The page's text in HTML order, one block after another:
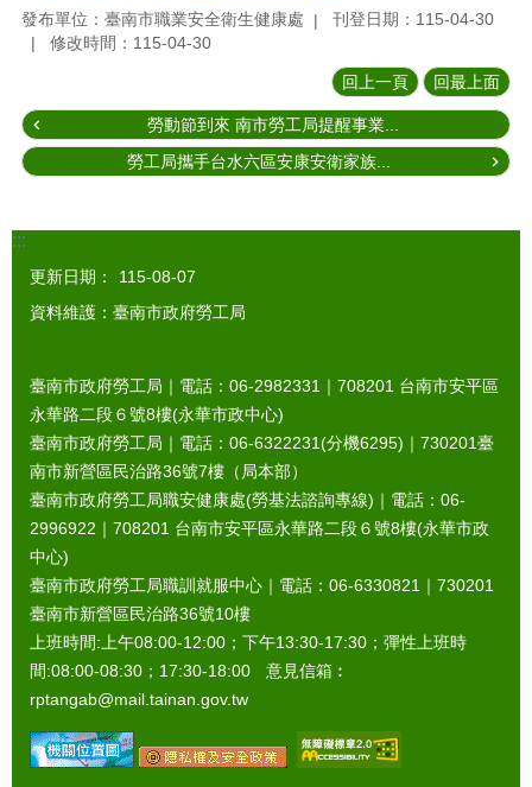
發布單位：臺南市職業安全衛生健康處
刊登日期：115-04-30
修改時間：115-04-30
回上一頁 回最上面
勞動節到來 南市勞工局提醒事業...
勞工局攜手台水六區安康安衛家族...
:::
更新日期：
115-08-07
資料維護：臺南市政府勞工局
臺南市政府勞工局｜電話：06-2982331｜ 708201 台南市安平區
永華路二段６號8樓(永華市政中心)
臺南市政府勞工局｜電話：06-6322231(分機6295)｜ 730201臺
南市新營區民治路36號7樓（局本部）
臺南市政府勞工局職安健康處(勞基法諮詢專線)｜電話：06-
2996922｜ 708201 台南市安平區永華路二段６號8樓(永華市政
中心)
臺南市政府勞工局職訓就服中心｜電話：06-6330821｜ 730201
臺南市新營區民治路36號10樓
上班時間:上午08:00-12:00；下午13:30-17:30；彈性上班時
間:08:00-08:30；17:30-18:00 意見信箱︰
rptangab@mail.tainan.gov.tw